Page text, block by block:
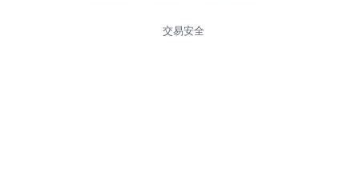
交易安全